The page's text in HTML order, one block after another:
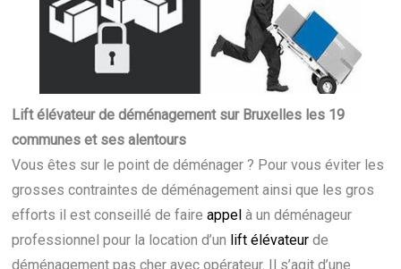
Lift élévateur de déménagement sur Bruxelles les 19
communes et ses alentours
Vous êtes sur le point de déménager ? Pour vous éviter les
grosses contraintes de déménagement ainsi que les gros
efforts il est conseillé de faire appel à un déménageur
professionnel pour la location d’un lift élévateur de
déménagement pas cher avec opérateur. Il s’agit d’une